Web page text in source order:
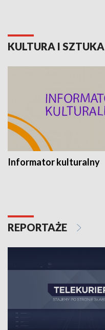
KULTURA I SZTUKA
Informator kulturalny
REPORTAŻE